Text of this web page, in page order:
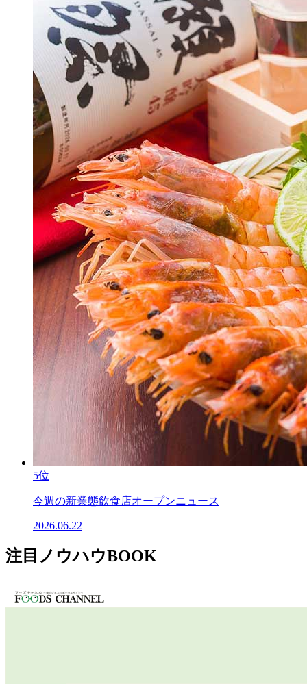
5位
今週の新業態飲食店オープンニュース
2026.06.22
注目ノウハウBOOK